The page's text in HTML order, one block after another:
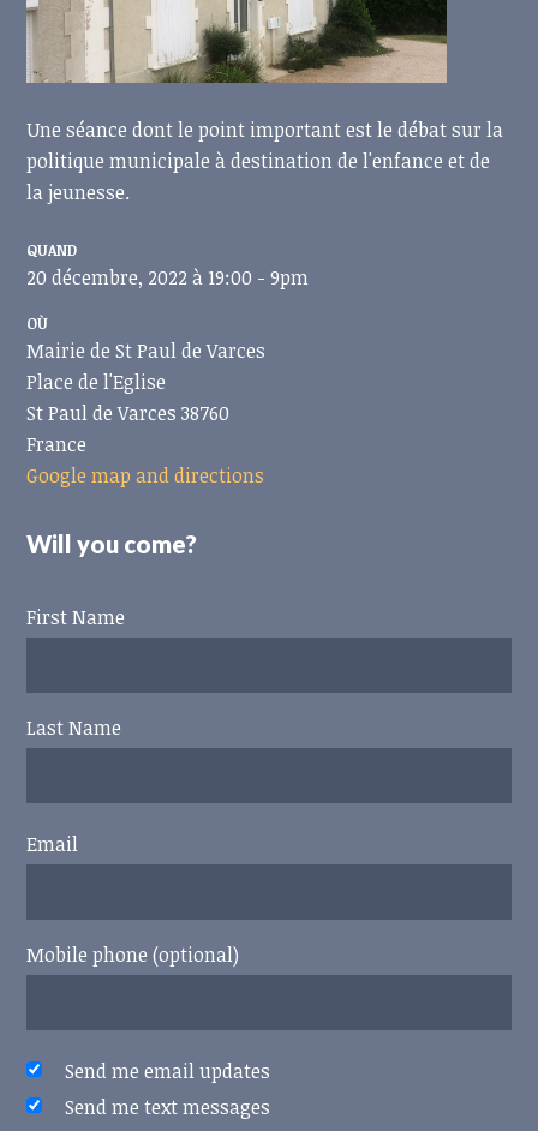
Une séance dont le point important est le débat sur la
politique municipale à destination de l'enfance et de
la jeunesse.
QUAND
20 décembre, 2022 à 19:00 - 9pm
OÙ
Mairie de St Paul de Varces
Place de l'Eglise
St Paul de Varces 38760
France
Google map and directions
Will you come?
First Name
Last Name
Email
Mobile phone (optional)
Send me email updates
Send me text messages